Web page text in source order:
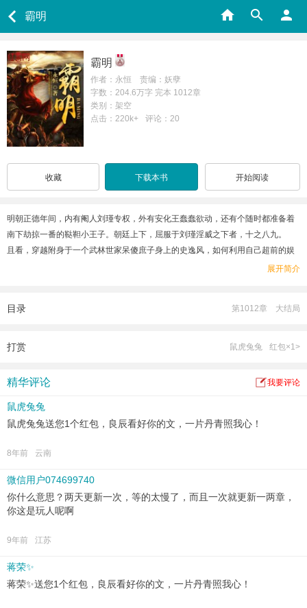
霸明
霸明
作者：永恒 责编：妖孽
字数：204.6万字 完本 1012章
类别：架空
点击：220k+
评论：20
收藏 下载本书 开始阅读
明朝正德年间，内有阉人刘瑾专权，外有安化王蠢蠢欲动，还有个随时都准备着
南下劫掠一番的鞑靼小王子。朝廷上下，屈服于刘瑾淫威之下者，十之八九。
且看，穿越附身于一个武林世家呆傻庶子身上的史逸风，如何利用自己超前的娱
乐意识，博得正德皇帝的信任，执掌锦衣卫，下打名门正派，上打东厂诸公。帮
还封诰命夫人？”
《七侠五义》？”
展开简介
目录 第1012章 大结局
打赏 鼠虎兔兔 红包×1>
精华评论 我要评论
鼠虎兔兔
鼠虎兔兔送您1个红包，良辰看好你的文，一片丹青照我心！
8年前 云南
微信用户074699740
你什么意思？两天更新一次，等的太慢了，而且一次就更新一两章，
你这是玩人呢啊
9年前 江苏
蒋荣✨
蒋荣✨送您1个红包，良辰看好你的文，一片丹青照我心！